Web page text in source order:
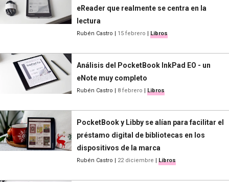
eReader que realmente se centra en la
lectura
Rubén Castro | 15 febrero | Libros
Análisis del PocketBook InkPad EO - un
eNote muy completo
Rubén Castro | 8 febrero | Libros
PocketBook y Libby se alían para facilitar el
préstamo digital de bibliotecas en los
dispositivos de la marca
Rubén Castro | 22 diciembre | Libros